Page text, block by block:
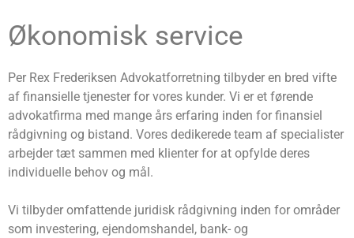
Økonomisk service
Per Rex Frederiksen Advokatforretning tilbyder en bred vifte
af finansielle tjenester for vores kunder. Vi er et førende
advokatfirma med mange års erfaring inden for finansiel
rådgivning og bistand. Vores dedikerede team af specialister
arbejder tæt sammen med klienter for at opfylde deres
individuelle behov og mål.
Vi tilbyder omfattende juridisk rådgivning inden for områder
som investering, ejendomshandel, bank- og